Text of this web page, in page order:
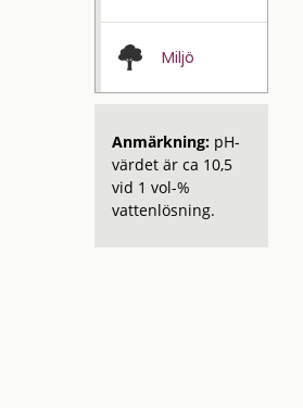
Miljö
Anmärkning: pH-
värdet är ca 10,5
vid 1 vol-%
vattenlösning.